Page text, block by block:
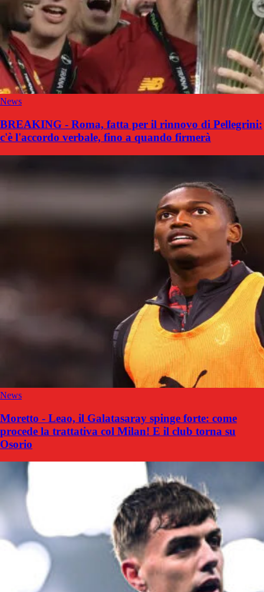
News
BREAKING - Roma, fatta per il rinnovo di Pellegrini:
c'è l'accordo verbale, fino a quando firmerà
News
Moretto - Leao, il Galatasaray spinge forte: come
procede la trattativa col Milan! E il club torna su
Osorio